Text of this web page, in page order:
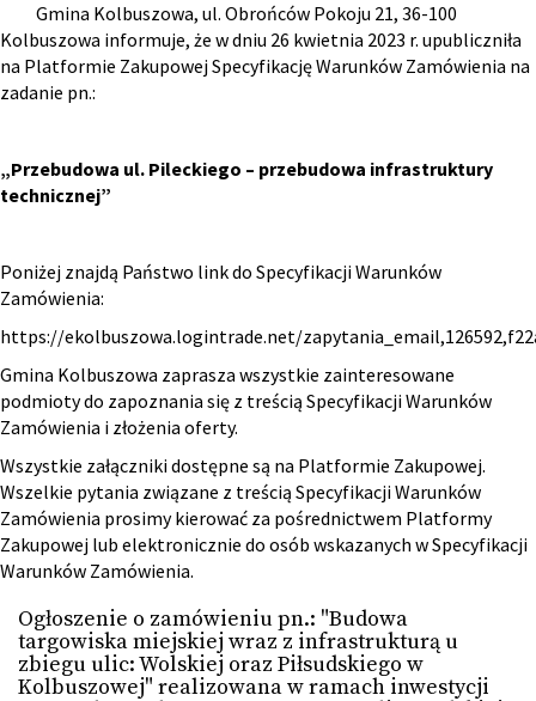
Gmina Kolbuszowa, ul. Obrońców Pokoju 21, 36-100
Kolbuszowa informuje, że w dniu 26 kwietnia 2023 r. upubliczniła
na Platformie Zakupowej Specyfikację Warunków Zamówienia na
zadanie pn.:
„Przebudowa ul. Pileckiego – przebudowa infrastruktury
technicznej”
Poniżej znajdą Państwo link do Specyfikacji Warunków
Zamówienia:
https://ekolbuszowa.logintrade.net/
Gmina Kolbuszowa zaprasza wszystkie zainteresowane
podmioty do zapoznania się z treścią Specyfikacji Warunków
Zamówienia i złożenia oferty.
Wszystkie załączniki dostępne są na Platformie Zakupowej.
Wszelkie pytania związane z treścią Specyfikacji Warunków
Zamówienia prosimy kierować za pośrednictwem Platformy
Zakupowej lub elektronicznie do osób wskazanych w Specyfikacji
Warunków Zamówienia.
Ogłoszenie o zamówieniu pn.: "Budowa
targowiska miejskiej wraz z infrastrukturą u
zbiegu ulic: Wolskiej oraz Piłsudskiego w
Kolbuszowej" realizowana w ramach inwestycji